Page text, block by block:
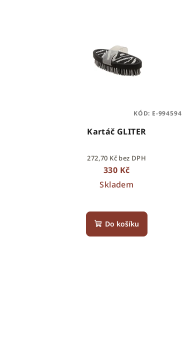
Kartáč GLITER
272,70 Kč bez DPH
330 Kč
Skladem
Do košíku
KÓD: E-994594